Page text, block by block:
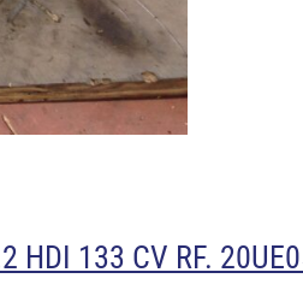
HDI 133 CV RF.